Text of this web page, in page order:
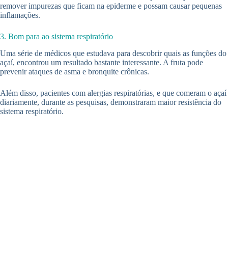
remover impurezas que ficam na epiderme e possam causar pequenas
inflamações.
3. Bom para ao sistema respiratório
Uma série de médicos que estudava para descobrir quais as funções do
açaí, encontrou um resultado bastante interessante. A fruta pode
prevenir ataques de asma e bronquite crônicas.
Além disso, pacientes com alergias respiratórias, e que comeram o açaí
diariamente, durante as pesquisas, demonstraram maior resistência do
sistema respiratório.